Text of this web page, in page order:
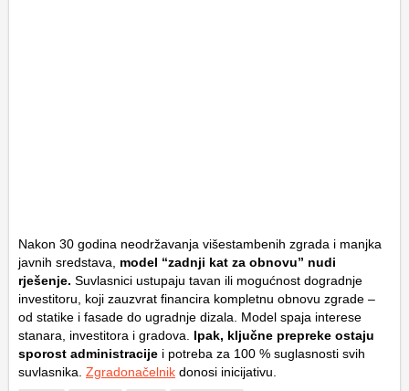
Nakon 30 godina neodržavanja višestambenih zgrada i manjka
javnih sredstava, model “zadnji kat za obnovu” nudi
rješenje. Suvlasnici ustupaju tavan ili mogućnost dogradnje
investitoru, koji zauzvrat financira kompletnu obnovu zgrade –
od statike i fasade do ugradnje dizala. Model spaja interese
stanara, investitora i gradova. Ipak, ključne prepreke ostaju
sporost administracije i potreba za 100 % suglasnosti svih
suvlasnika. Zgradonačelnik donosi inicijativu.